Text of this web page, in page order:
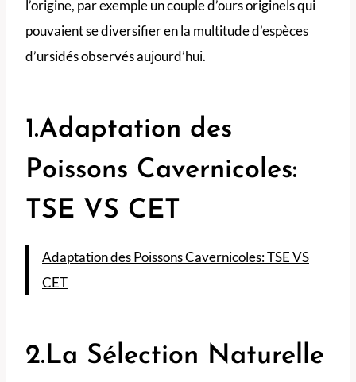
l’origine, par exemple un couple d’ours originels qui
pouvaient se diversifier en la multitude d’espèces
d’ursidés observés aujourd’hui.
1.Adaptation des
Poissons Cavernicoles:
TSE VS CET
Adaptation des Poissons Cavernicoles: TSE VS
CET
2.La Sélection Naturelle